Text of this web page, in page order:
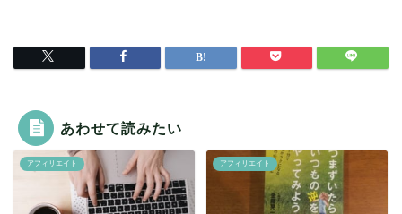
あわせて読みたい
アフィリエイト アフィリエイト